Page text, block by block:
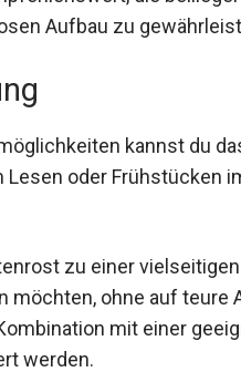
Aufbau zu
kannst du
Lesen oder Frühstücken
zu einer
möchten, ohne auf teure
mit einer
werden.